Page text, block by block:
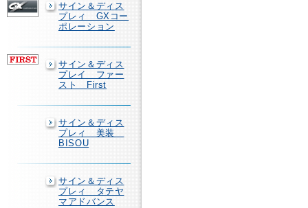
サイン＆ディス
プレィ GXコー
ポレーション
サイン＆ディス
プレイ ファー
スト First
サイン＆ディス
プレィ 美装
BISOU
サイン＆ディス
プレィ タテヤ
マアドバンス